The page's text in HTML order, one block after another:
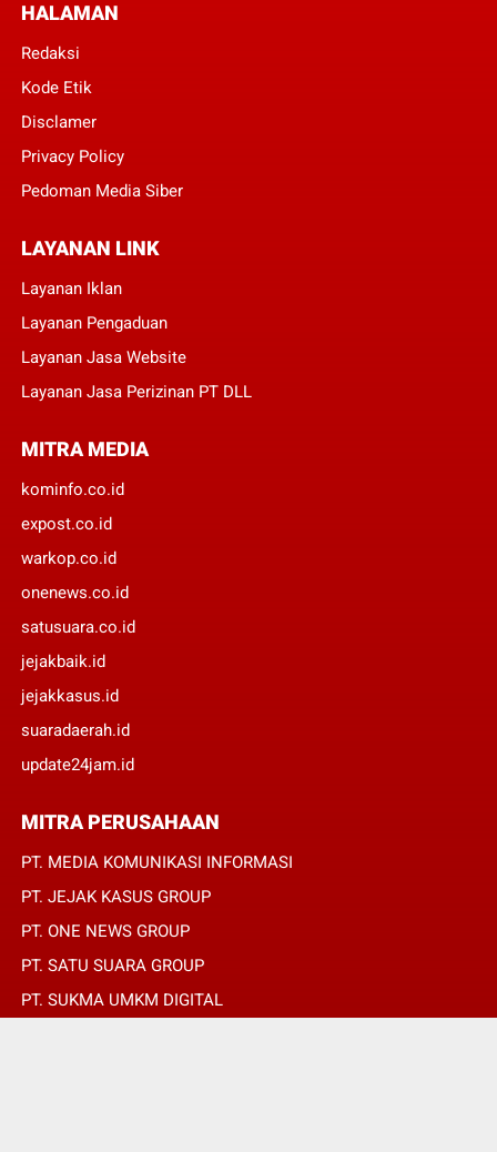
HALAMAN
Redaksi
Kode Etik
Disclamer
Privacy Policy
Pedoman Media Siber
LAYANAN LINK
Layanan Iklan
Layanan Pengaduan
Layanan Jasa Website
Layanan Jasa Perizinan PT DLL
MITRA MEDIA
kominfo.co.id
expost.co.id
warkop.co.id
onenews.co.id
satusuara.co.id
jejakbaik.id
jejakkasus.id
suaradaerah.id
update24jam.id
MITRA PERUSAHAAN
PT. MEDIA KOMUNIKASI INFORMASI
PT. JEJAK KASUS GROUP
PT. ONE NEWS GROUP
PT. SATU SUARA GROUP
PT. SUKMA UMKM DIGITAL